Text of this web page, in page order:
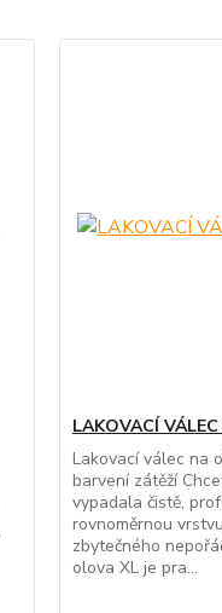
LAKOVACÍ
Lakovací válec na
barvení zátěží
vypadala čistě,
rovnoměrnou
zbytečného
olova XL je pra...